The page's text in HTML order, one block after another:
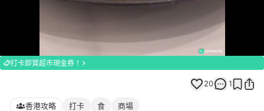
100.00%
打卡即賞超市現金券！
20 1
香港攻略 打卡 食 商場